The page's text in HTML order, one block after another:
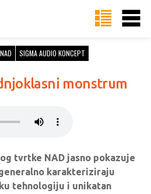
NAD SIGMA AUDIO KONCEPT
monstrum
tvrtke NAD jasno pokazuje
karakteriziraju
tehnologiju i unikatan